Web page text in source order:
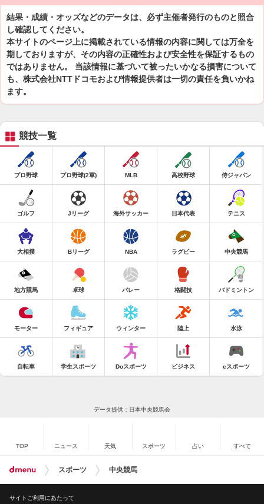
結果・成績・オッズなどのデータは、必ず主催者発行のものと照合
し確認してください。
本サイトのページ上に掲載されている情報の内容に関しては万全を
期しておりますが、その内容の正確性および安全性を保証するもの
ではありません。 当該情報に基づいて被ったいかなる損害について
も、株式会社NTTドコモおよび情報提供者は一切の責任を負いかね
ます。
競技一覧
プロ野球 プロ野球(2軍) MLB 高校野球 侍ジャパン
ゴルフ Jリーグ 海外サッカー 日本代表 テニス
大相撲 Bリーグ NBA ラグビー 中央競馬
地方競馬 卓球 バレー 格闘技 バドミントン
モーター フィギュア ウィンター 陸上 水泳
自転車 学生スポーツ Doスポーツ ビジネス eスポーツ
データ提供：日本中央競馬会
TOP ニュース 天気 スポーツ 占い すべて
スポーツ 中央競馬
サイトご利用にあたって